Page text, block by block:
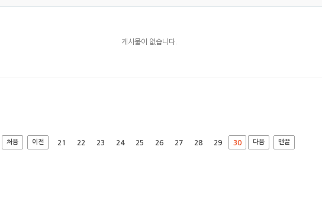
게시물이 없습니다.
처음 이전 21 22 23 24 25 26 27 28 29 30 다음 맨끝